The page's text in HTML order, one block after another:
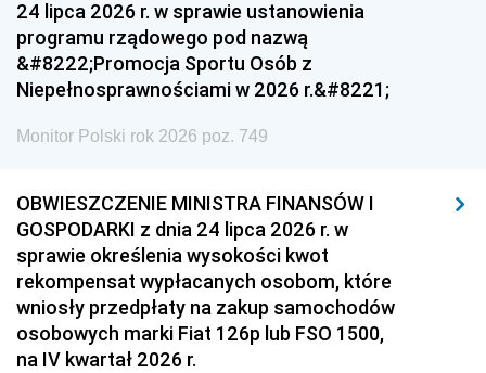
24 lipca 2026 r. w sprawie ustanowienia
programu rządowego pod nazwą
&#8222;Promocja Sportu Osób z
Niepełnosprawnościami w 2026 r.&#8221;
Monitor Polski rok 2026 poz. 749
OBWIESZCZENIE MINISTRA FINANSÓW I
GOSPODARKI z dnia 24 lipca 2026 r. w
sprawie określenia wysokości kwot
rekompensat wypłacanych osobom, które
wniosły przedpłaty na zakup samochodów
osobowych marki Fiat 126p lub FSO 1500,
na IV kwartał 2026 r.